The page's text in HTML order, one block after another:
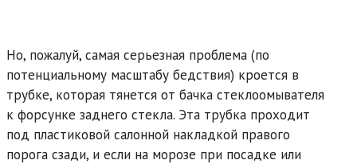
Но, пожалуй, самая серьезная проблема (по
потенциальному масштабу бедствия) кроется в
трубке, которая тянется от бачка стеклоомывателя
к форсунке заднего стекла. Эта трубка проходит
под пластиковой салонной накладкой правого
порога сзади, и если на морозе при посадке или